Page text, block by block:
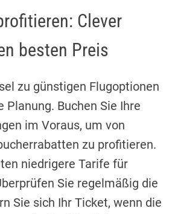
Clever
besten Preis
zu günstigen Flugoptionen
Buchen Sie Ihre
im Voraus, um von
zu profitieren.
niedrigere Tarife für
Sie regelmäßig die
Sie sich Ihr Ticket, wenn die